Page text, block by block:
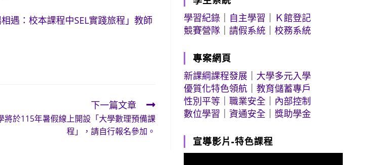
遇：校本課程中SEL實踐旅程」教師
下一篇文章
將於115年暑假線上開設「大學數理預備課
程」，請自行報名參加。
學習紀錄
自主學習
Ｋ館登記
競賽營隊 ｜請假系統 ｜校務系統
專案網頁
新課綱課程發展
大學多元入學
優質化特色領航 ｜教育儲蓄專戶
性別平等 ｜職業安全
內部控制
數位學習 ｜資通安全 ｜獎助學金
宣導影片-特色課程